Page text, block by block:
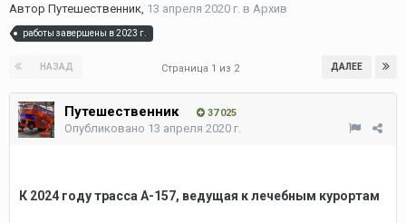
Автор Путешественник, 13 апреля 2020 г. в Архив
работы завершены в 2023 г.
НАЗАД ДАЛЕЕ
Страница 1 из 2
Путешественник 37 025
Опубликовано 13 апреля 2020 г.
К 2024 году трасса А-157, ведущая к лечебным курортам